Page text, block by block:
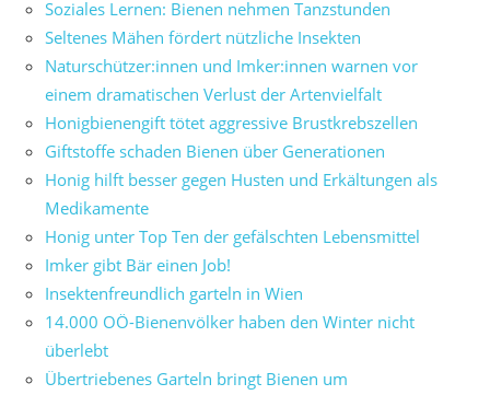
Soziales Lernen: Bienen nehmen Tanzstunden
Seltenes Mähen fördert nützliche Insekten
Naturschützer:innen und Imker:innen warnen vor
einem dramatischen Verlust der Artenvielfalt
Honigbienengift tötet aggressive Brustkrebszellen
Giftstoffe schaden Bienen über Generationen
Honig hilft besser gegen Husten und Erkältungen als
Medikamente
Honig unter Top Ten der gefälschten Lebensmittel
Imker gibt Bär einen Job!
Insektenfreundlich garteln in Wien
14.000 OÖ-Bienenvölker haben den Winter nicht
überlebt
Übertriebenes Garteln bringt Bienen um